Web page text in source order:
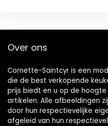
Over ons
Cornette-Saintcyr is een
die de best verkopende
prijs biedt en u op de
artikelen. Alle afbeeldingen
door hun respectievelijke
afgeleid van hun